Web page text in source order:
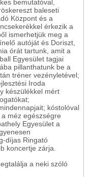
bemutatóval,
baleseti
Központ és a
érkezik a
ismerhetjük meg a
autóját és Doriszt,
órát tartunk, amit a
Egyesület tagjai
pillanthatunk be a
tréner vezényletével;
Iroda
készülékkel mért
kóstolóval
méz egészségre
Egyesület a
díjas Ringató
koncertje zárja.
a neki szóló